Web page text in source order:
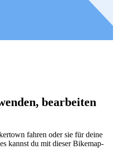
bearbeiten
fahren oder sie für deine
kannst du mit dieser Bikemap-